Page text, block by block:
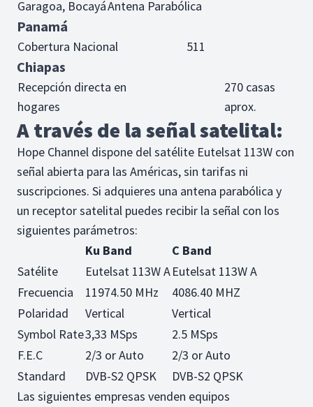
Garagoa, BocayáAntena Parabólica
Panamá
Cobertura Nacional 511
Chiapas
Recepción directa en
hogares
270 casas
aprox.
A través de la señal satelital:
Hope Channel dispone del satélite Eutelsat 113W con
señal abierta para las Américas, sin tarifas ni
suscripciones. Si adquieres una antena parabólica y
un receptor satelital puedes recibir la señal con los
siguientes parámetros:
Ku Band
C Band
Satélite
Eutelsat 113W AEutelsat 113W A
Frecuencia
11974.50 MHz
4086.40 MHZ
Polaridad
Vertical
Vertical
Symbol Rate3,33 MSps
2.5 MSps
F.E.C
2/3 or Auto
2/3 or Auto
Standard
DVB-S2 QPSK
DVB-S2 QPSK
Las siguientes empresas venden equipos